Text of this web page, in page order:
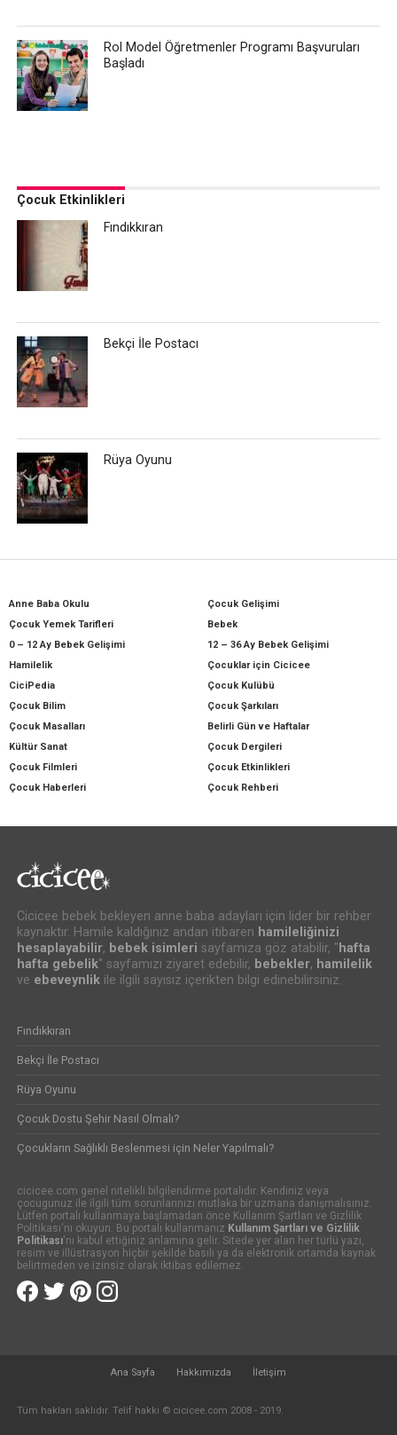
Rol Model Öğretmenler Programı Başvuruları
Başladı
Çocuk Etkinlikleri
Fındıkkıran
Bekçi İle Postacı
Rüya Oyunu
Anne Baba Okulu
Çocuk Gelişimi
Çocuk Yemek Tarifleri
Bebek
0 – 12 Ay Bebek Gelişimi
12 – 36 Ay Bebek Gelişimi
Hamilelik
Çocuklar için Cicicee
CiciPedia
Çocuk Kulübü
Çocuk Bilim
Çocuk Şarkıları
Çocuk Masalları
Belirli Gün ve Haftalar
Kültür Sanat
Çocuk Dergileri
Çocuk Filmleri
Çocuk Etkinlikleri
Çocuk Haberleri
Çocuk Rehberi
Cicicee bebek bekleyen anne baba adayları için lider bir rehber
kaynaktır. Hamile kaldığınız andan itibaren hamileliğinizi
hesaplayabilir, bebek isimleri sayfamıza göz atabilir, " hafta
hafta gebelik" sayfamızı ziyaret edebilir, bebekler, hamilelik
ve ebeveynlikile ilgili sayısız içerikten bilgi edinebilirsiniz.
Fındıkkıran
Bekçi İle Postacı
Rüya Oyunu
Çocuk Dostu Şehir Nasıl Olmalı?
Çocukların Sağlıklı Beslenmesi için Neler Yapılmalı?
cicicee.com genel nitelikli bilgilendirme portalıdır. Kendiniz veya
çocugunuz ile ilgili tüm sorunlarınızı mutlaka bir uzmana danışmalısınız.
Lütfen portalı kullanmaya başlamadan önce Kullanım Şartları ve Gizlilik
Politikası'nı okuyun. Bu portalı kullanmanız Kullanım Şartları ve Gizlilik
Politikası'nı kabul ettiğiniz anlamına gelir. Sitede yer alan her türlü yazı,
resim ve illüstrasyon hiçbir şekilde basılı ya da elektronik ortamda kaynak
belirtmeden ve izinsiz olarak iktibas edilemez.
Ana Sayfa Hakkımızda İletişim
Tüm hakları saklıdır. Telif hakkı © cicicee.com 2008 - 2019.